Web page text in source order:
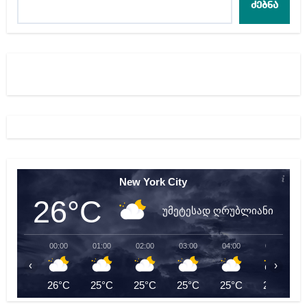
ძებნა
New York City
26°C უმეტესად ღრუბლიანი
00:00
26°C
01:00
25°C
02:00
25°C
03:00
25°C
04:00
25°C
05:00
24°C
‹ ›